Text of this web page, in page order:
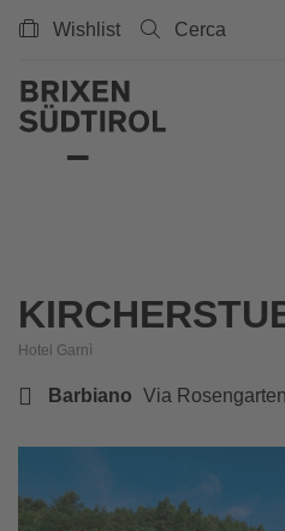
Wishlist Cerca
Hotel Garnì
Barbiano Via